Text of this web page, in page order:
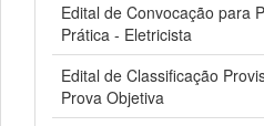
Edital de Convocação para
Prática - Eletricista
Edital de Classificação
Prova Objetiva